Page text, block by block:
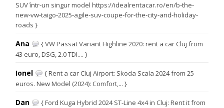
SUV într-un singur model https://idealrentacar.ro/en/b-the-
new-vw-taigo-2025-agile-suv-coupe-for-the-city-and-holiday-
roads }
Ana
{ VW Passat Variant Highline 2020: rent a car Cluj from
43 euro, DSG, 2.0 TDI.... }
Ionel
{ Rent a car Cluj Airport: Skoda Scala 2024 from 25
euros. New Model (2024): Comfort,... }
Dan
{ Ford Kuga Hybrid 2024 ST-Line 4x4 in Cluj: Rent it from